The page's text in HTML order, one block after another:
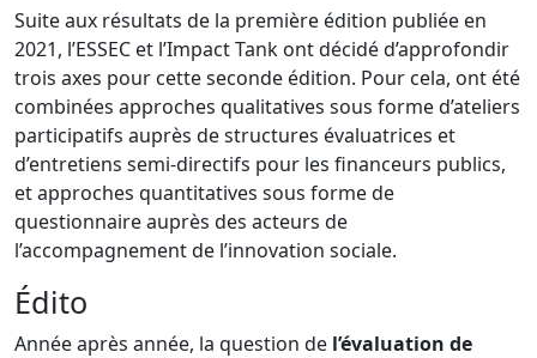
Suite aux résultats de la première édition publiée en
2021, l’ESSEC et l’Impact Tank ont décidé d’approfondir
trois axes pour cette seconde édition. Pour cela, ont été
combinées approches qualitatives sous forme d’ateliers
participatifs auprès de structures évaluatrices et
d’entretiens semi-directifs pour les financeurs publics,
et approches quantitatives sous forme de
questionnaire auprès des acteurs de
l’accompagnement de l’innovation sociale.
Édito
Année après année, la question de l’évaluation de